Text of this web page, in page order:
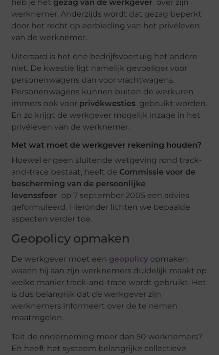
heb je het gezag van de werkgever over zijn
werknemer. Anderzijds wordt dat gezag beperkt
door het recht op eerbieding van het privéleven
van de werknemer.
Uiteraard is het ene bedrijfsvoertuig het andere
niet. De kwestie ligt namelijk gevoeliger voor
personenwagens dan voor vrachtwagens.
Personenwagens kunnen buiten de werkuren
immers ook voor privékwesties gebruikt worden.
En zo krijgt de werkgever mogelijk inzage in het
privéleven van de werknemer.
Met wat moet de werkgever rekening houden?
Hoewel er geen sluitende wetgeving rond track-
and-trace bestaat, heeft de Commissie voor de
bescherming van de persoonlijke
levenssfeer op 7 september 2005 een advies
geformuleerd. Hieronder lichten we bepaalde
aspecten verder toe.
Geopolicy opmaken
De werkgever moet een geopolicy opmaken
waarin hij aan zijn werknemers duidelijk maakt op
welke manier track-and-trace wordt gebruikt. Het
is dus belangrijk dat de werkgever zijn
werknemers informeert over de te nemen
maatregelen.
Telt de onderneming meer dan 50 werknemers?
En heeft het systeem belangrijke collectieve